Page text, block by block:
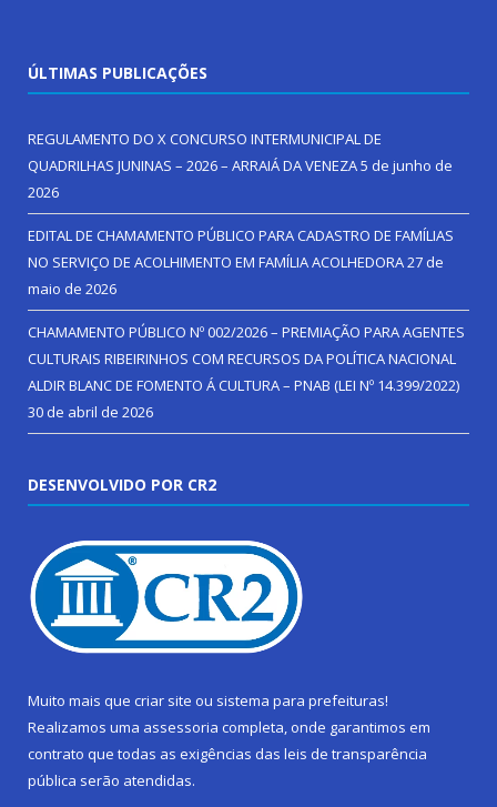
ÚLTIMAS PUBLICAÇÕES
REGULAMENTO DO X CONCURSO INTERMUNICIPAL DE
QUADRILHAS JUNINAS – 2026 – ARRAIÁ DA VENEZA5 de junho de
2026
EDITAL DE CHAMAMENTO PÚBLICO PARA CADASTRO DE FAMÍLIAS
NO SERVIÇO DE ACOLHIMENTO EM FAMÍLIA ACOLHEDORA27 de
maio de 2026
CHAMAMENTO PÚBLICO Nº 002/2026 – PREMIAÇÃO PARA AGENTES
CULTURAIS RIBEIRINHOS COM RECURSOS DA POLÍTICA NACIONAL
ALDIR BLANC DE FOMENTO Á CULTURA – PNAB (LEI Nº 14.399/2022)
30 de abril de 2026
DESENVOLVIDO POR CR2
Muito mais que criar site ou sistema para prefeituras!
Realizamos uma assessoria completa, onde garantimos em
contrato que todas as exigências das leis de transparência
pública serão atendidas.